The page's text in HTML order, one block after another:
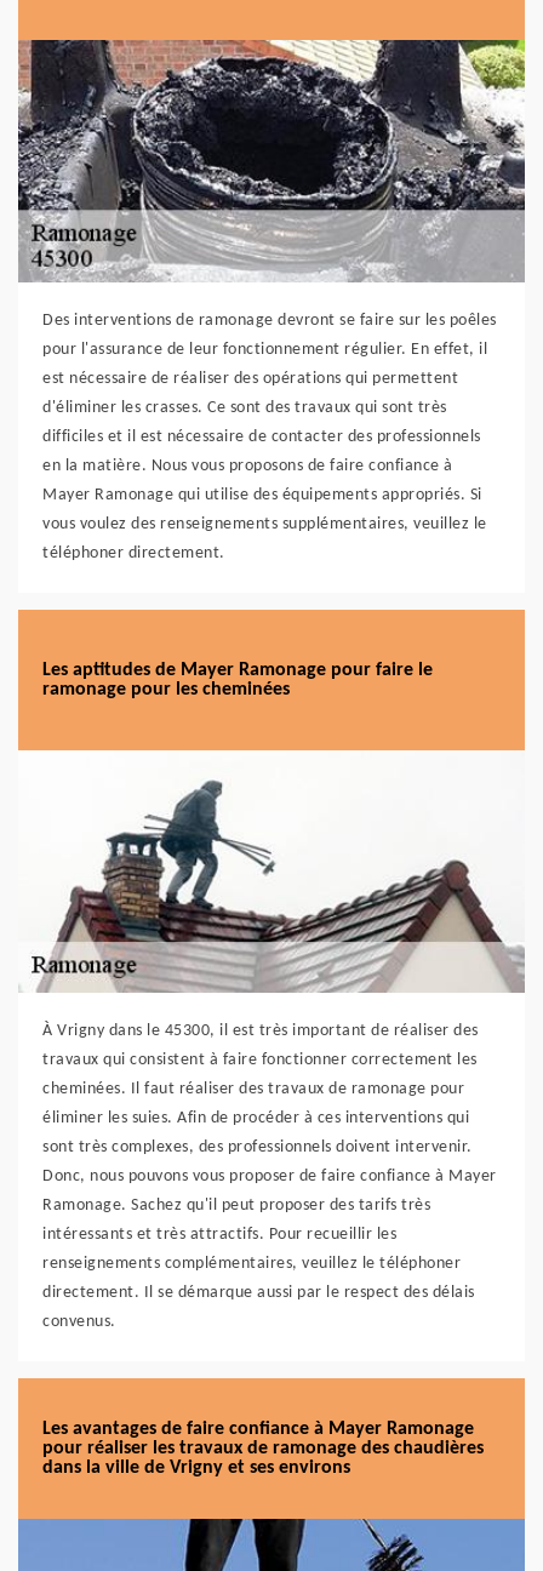
Des interventions de ramonage devront se faire sur les poêles
pour l'assurance de leur fonctionnement régulier. En effet, il
est nécessaire de réaliser des opérations qui permettent
d'éliminer les crasses. Ce sont des travaux qui sont très
difficiles et il est nécessaire de contacter des professionnels
en la matière. Nous vous proposons de faire confiance à
Mayer Ramonage qui utilise des équipements appropriés. Si
vous voulez des renseignements supplémentaires, veuillez le
téléphoner directement.
Les aptitudes de Mayer Ramonage pour faire le
ramonage pour les cheminées
À Vrigny dans le 45300, il est très important de réaliser des
travaux qui consistent à faire fonctionner correctement les
cheminées. Il faut réaliser des travaux de ramonage pour
éliminer les suies. Afin de procéder à ces interventions qui
sont très complexes, des professionnels doivent intervenir.
Donc, nous pouvons vous proposer de faire confiance à Mayer
Ramonage. Sachez qu'il peut proposer des tarifs très
intéressants et très attractifs. Pour recueillir les
renseignements complémentaires, veuillez le téléphoner
directement. Il se démarque aussi par le respect des délais
convenus.
Les avantages de faire confiance à Mayer Ramonage
pour réaliser les travaux de ramonage des chaudières
dans la ville de Vrigny et ses environs